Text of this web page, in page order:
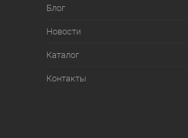
Блог
Новости
Каталог
Контакты